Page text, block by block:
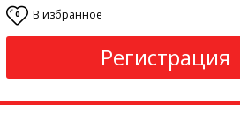
0 В избранное
Регистрация